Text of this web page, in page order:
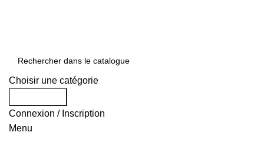
Choisir une catégorie
Connexion / Inscription
Menu